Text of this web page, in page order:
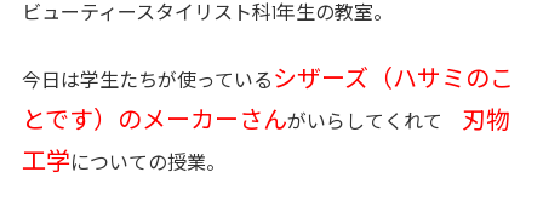
ビューティースタイリスト科1年生の教室。
今日は学生たちが使っている シザーズ（ハサミのこ
とです）のメーカーさんがいらしてくれて 刃物
工学についての授業。